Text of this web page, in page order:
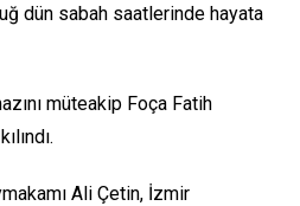
dün sabah saatlerinde hayata
müteakip Foça Fatih
Ali Çetin, İzmir